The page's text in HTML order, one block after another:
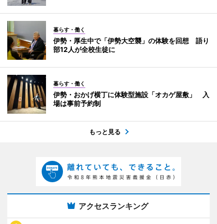
暮らす・働く
伊勢・厚生中で「伊勢大空襲」の体験を回想 語り
部12人が全校生徒に
暮らす・働く
伊勢・おかげ横丁に体験型施設「オカゲ屋敷」 入
場は事前予約制
もっと見る
アクセスランキング